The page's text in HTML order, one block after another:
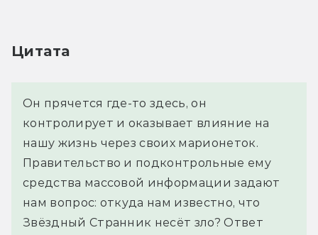
Цитата
Он прячется где-то здесь, он
контролирует и оказывает влияние на
нашу жизнь через своих марионеток.
Правительство и подконтрольные ему
средства массовой информации задают
нам вопрос: откуда нам известно, что
Звёздный Странник несёт зло? Ответ